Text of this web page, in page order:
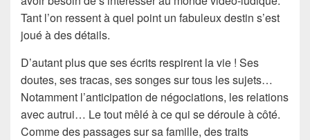
Tant l’on ressent à quel point un fabuleux destin s’est
joué à des détails.
D’autant plus que ses écrits respirent la vie ! Ses
doutes, ses tracas, ses songes sur tous les sujets…
Notamment l’anticipation de négociations, les relations
avec autrui… Le tout mêlé à ce qui se déroule à côté.
Comme des passages sur sa famille, des traits